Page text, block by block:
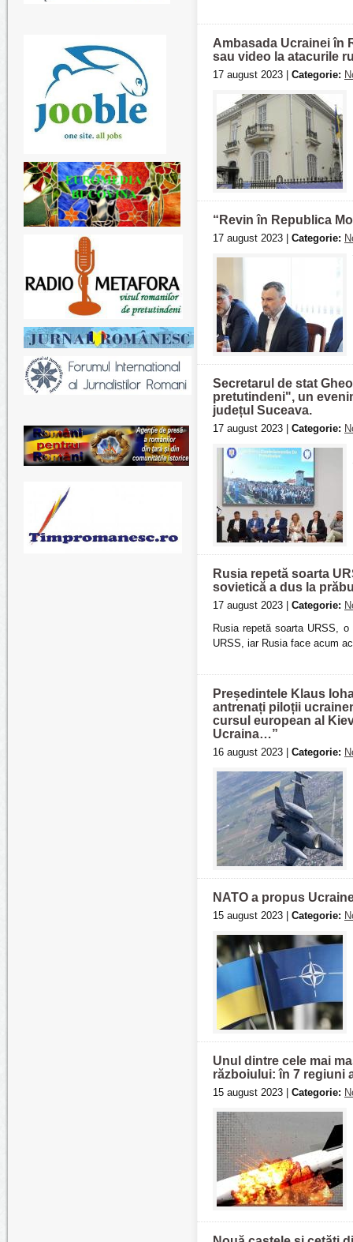
Ambasada Ucrainei în
sau video la atacurile
17 august 2023 | Categorie:
“Revin în Republica
17 august 2023 | Categorie:
Secretarul de stat
pretutindeni", un
județul Suceava.
17 august 2023 | Categorie:
Rusia repetă soarta
sovietică a dus la
17 august 2023 | Categorie:
Rusia repetă soarta URSS,
URSS, iar Rusia face acum
Președintele Klaus
antrenați piloții
cursul european al
Ucraina…”
16 august 2023 | Categorie:
NATO a propus
15 august 2023 | Categorie:
Unul dintre cele mai
războiului: în 7 regiuni
15 august 2023 | Categorie: